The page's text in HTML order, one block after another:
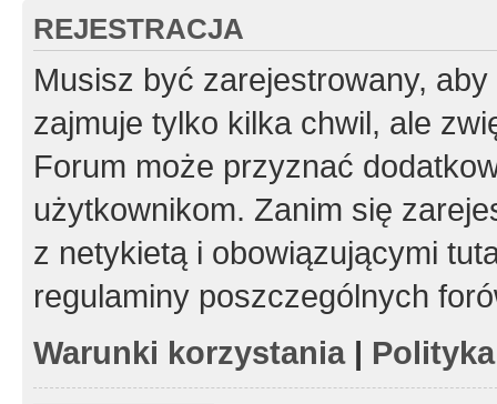
REJESTRACJA
Musisz być zarejestrowany,
zajmuje tylko kilka chwil, ale
Forum może przyznać
użytkownikom. Zanim się
z netykietą i obowiązującymi
regulaminy poszczególnych
Warunki korzystania|